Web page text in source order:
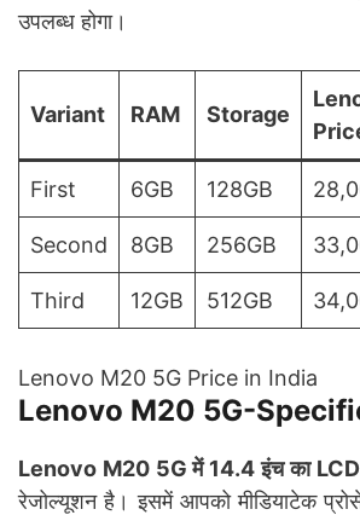
उपलब्ध होगा।
Variant RAM Storage
First 6GB 128GB
Second 8GB 256GB
Third 12GB 512GB
Lenovo M20 5G Price in India
Lenovo M20 5G-
Lenovo M20 5G में 14.4 इंच का LCD
रेजोल्यूशन है। इसमें आपको मीडियाटेक